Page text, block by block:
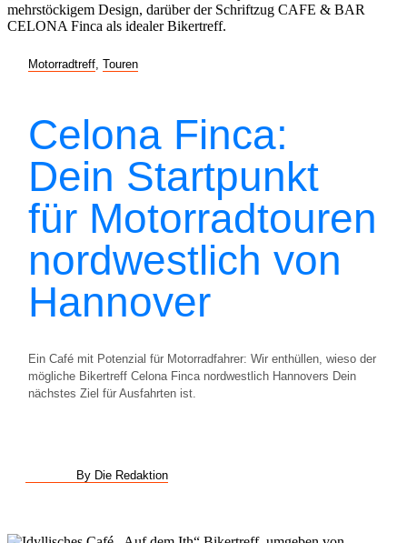
Motorradtreff Touren
Celona Finca:
Dein Startpunkt
für Motorradtouren
nordwestlich von
Hannover
Ein Café mit Potenzial für Motorradfahrer: Wir enthüllen, wieso der
mögliche Bikertreff Celona Finca nordwestlich Hannovers Dein
nächstes Ziel für Ausfahrten ist.
By Die Redaktion